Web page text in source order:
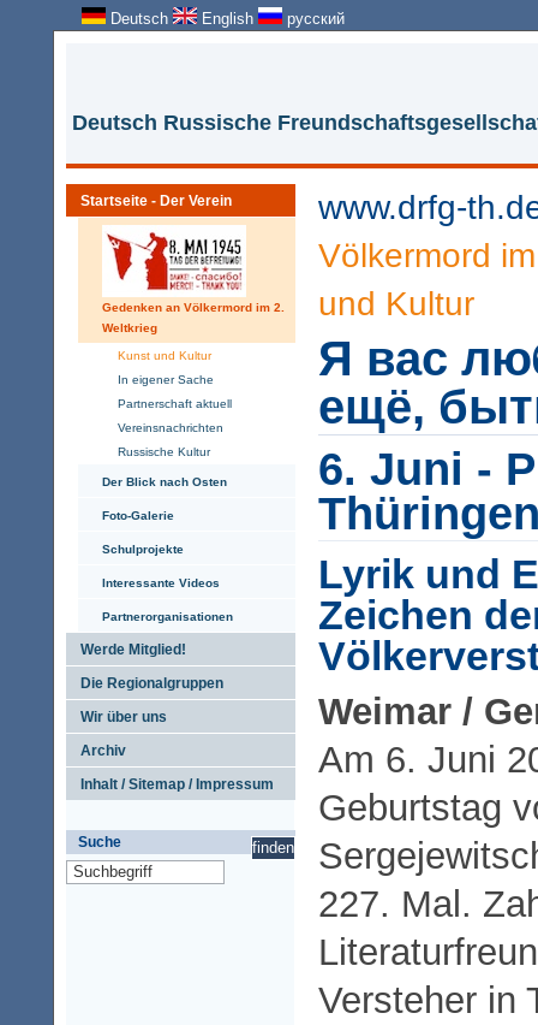
Deutsch English русский
Deutsch Russische
Startseite - Der Verein
Gedenken an Völkermord im 2.
Weltkrieg
Kunst und Kultur
In eigener Sache
Partnerschaft aktuell
Vereinsnachrichten
Russische Kultur
Der Blick nach Osten
Foto-Galerie
Schulprojekte
Interessante Videos
Partnerorganisationen
Werde Mitglied!
Die Regionalgruppen
Wir über uns
Archiv
Inhalt / Sitemap / Impressum
Suche
www.drfg-
Völkermord
und Kultur
Я вас
ещё,
6. Juni -
Lyrik und
Zeichen
Weimar /
Am 6. Juni
Geburtstag
227. Mal.
Versteher in